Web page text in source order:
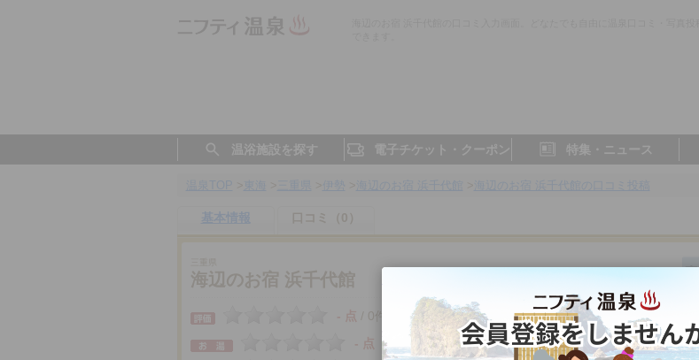
温浴施設を探す 電子チケット・クーポン 特集・ニュース
基本情報 口コミ（0）
海辺のお宿 浜千代館
- 点 / 0件 三重県／伊勢
- 点
- 点